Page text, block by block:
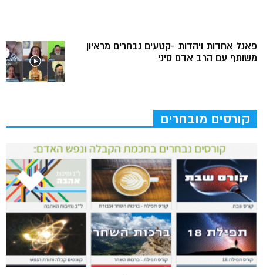
פאנל אחדות ויהדות -קטעים נבחרים מראיון
משותף עם הרב אדם סיני
קורסים מובחרים